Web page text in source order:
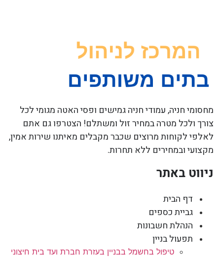
מחסומי חניה, עמודי חניה גמישים ופסי האטה מגומי לכל
צורך ולכל מטרה במחיר זול ומשתלם! הצטרפו גם אתם
לאלפי לקוחות מרוצים שכבר מקבלים מאיתנו שירות אמין,
מקצועי ובמחירים ללא תחרות.
ניווט באתר
דף הבית
גביית כספים
הנהלת חשבונות
תפעול בניין
טיפול בחשמל בבניין בעזרת חברת ועד בית חיצוני